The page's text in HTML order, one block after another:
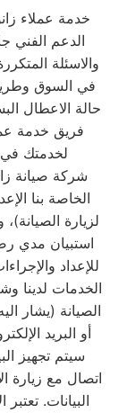
خدمة عملاء
الدعم الفني
والاسئلة
في السوق
حالة الاعطال
فريق خدمة
لخدمتك في
شركة صيانة
الخاصة بنا
لزيارة
استبيان مدي
للإعداد
الخدمات لدينا
الصيانة (يشار
أو البريد
سيتم تجهيز
اتصال مع زيارة
البيانات.